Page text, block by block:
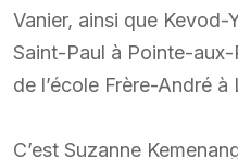
Vanier, ainsi que Kevod-
Saint-Paul à Pointe-
de l’école Frère-André à
C’est Suzanne